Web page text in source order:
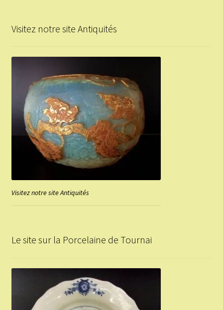
Visitez notre site Antiquités
Visitez notre site Antiquités
Le site sur la Porcelaine de Tournai